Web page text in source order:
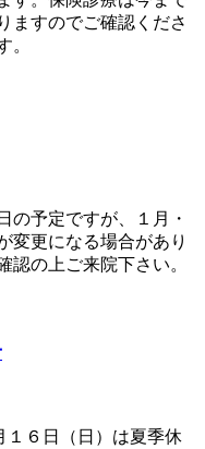
ますのでご確認くださ
。
の予定ですが、１月・
変更になる場合があり
認の上ご来院下さい。
６日（日）は夏季休